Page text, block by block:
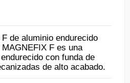
de aluminio endurecido
F es una
con funda de
de alto acabado.